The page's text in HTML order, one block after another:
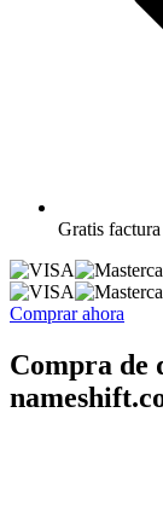
Gratis
Comprar ahora
Compra de